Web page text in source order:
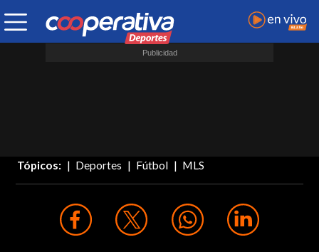
Tópicos: Deportes Fútbol MLS